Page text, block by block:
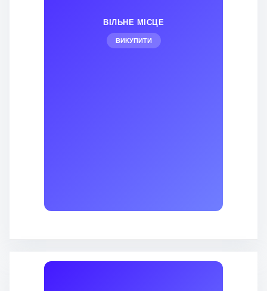
ВІЛЬНЕ МІСЦЕ
ВИКУПИТИ